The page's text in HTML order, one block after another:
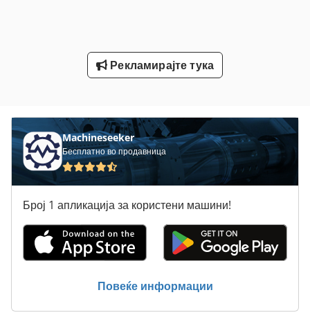
Притисни Ролни
Работилница Количка 138 Tlg
Рекламирајте тука
Machineseeker
Бесплатно во продавница
Број 1 апликација за користени машини!
Повеќе информации